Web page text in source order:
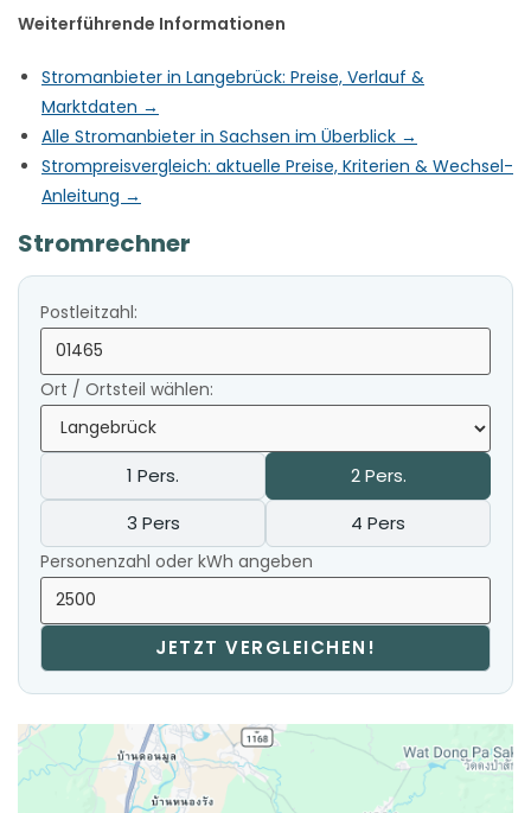
Weiterführende Informationen
Stromanbieter in Langebrück: Preise, Verlauf &
Marktdaten →
Alle Stromanbieter in Sachsen im Überblick →
Strompreisvergleich: aktuelle Preise, Kriterien & Wechsel-
Anleitung →
Stromrechner
Postleitzahl:
Ort / Ortsteil wählen:
1 Pers.
2 Pers.
3 Pers
4 Pers
Personenzahl oder kWh angeben
JETZT VERGLEICHEN!